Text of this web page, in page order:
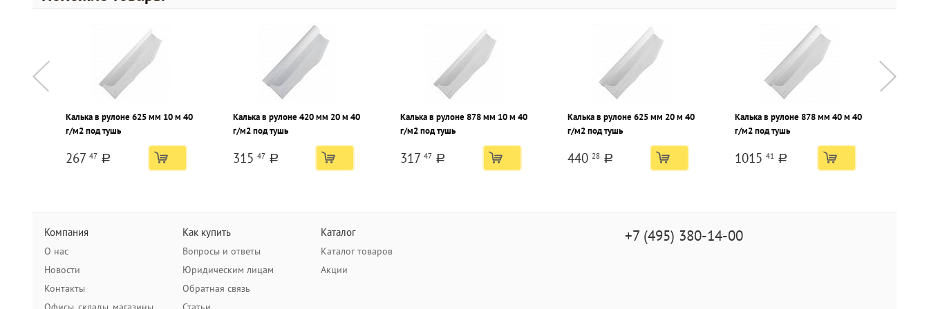
Калька в рулоне 625 мм 10 м 40
г/м2 под тушь
267 47 a
Калька в рулоне 420 мм 20 м 40
г/м2 под тушь
315 47 a
Калька в рулоне 878 мм 10 м 40
г/м2 под тушь
317 47 a
Калька в рулоне 625 мм 20 м 40
г/м2 под тушь
440 28 a
Калька в рулоне 878 мм 40 м 40
г/м2 под тушь
1015 41 a
Компания
О нас
Новости
Контакты
Как купить
Вопросы и ответы
Юридическим лицам
Обратная связь
Каталог
Каталог товаров
Акции
+7 (495) 380-14-00